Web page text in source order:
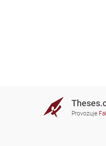
Provozuje